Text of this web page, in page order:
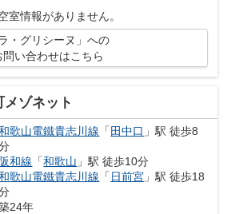
室情報がありません。
ラ・グリシーヌ」への
問い合わせはこちら
メゾネット
歌山電鐵貴志川線 「田中口 」駅 徒歩8
和線 「和歌山 」駅 徒歩10分
歌山電鐵貴志川線 「日前宮 」駅 徒歩18
24年